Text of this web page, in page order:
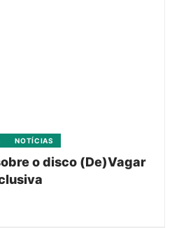
NOTÍCIAS
o disco (De)Vagar